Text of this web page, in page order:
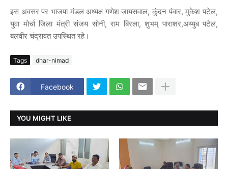
इस अवसर पर भाजपा मंडल अध्यक्ष गणेश जायसवाल, कुंदन पंवार, मुकेश पटेल,
युवा मोर्चा जिला मंत्री संजय सोनी, राम बिरला, शुभम् पाराशर,अय्युब पटेल,
बलवीर चंद्रावत उपस्थित रहे।
Tags dhar-nimad
Facebook
YOU MIGHT LIKE